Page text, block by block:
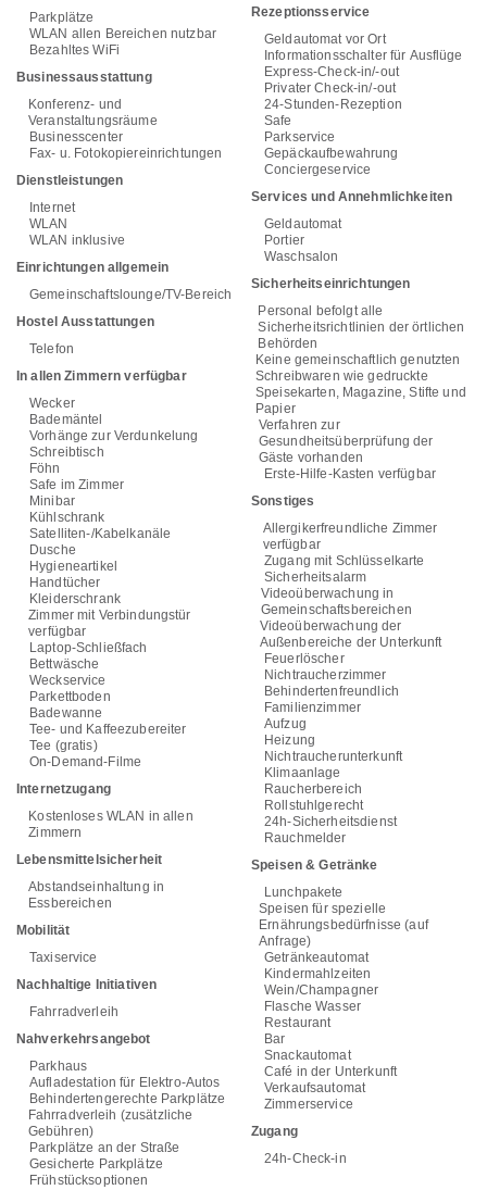
Parkplätze
WLAN allen Bereichen nutzbar
Bezahltes WiFi
Businessausstattung
Konferenz- und
Veranstaltungsräume
Businesscenter
Fax- u. Fotokopiereinrichtungen
Dienstleistungen
Internet
WLAN
WLAN inklusive
Einrichtungen allgemein
Gemeinschaftslounge/TV-Bereich
Hostel Ausstattungen
Telefon
In allen Zimmern verfügbar
Wecker
Bademäntel
Vorhänge zur Verdunkelung
Schreibtisch
Föhn
Safe im Zimmer
Minibar
Kühlschrank
Satelliten-/Kabelkanäle
Dusche
Hygieneartikel
Handtücher
Kleiderschrank
Zimmer mit Verbindungstür
verfügbar
Laptop-Schließfach
Bettwäsche
Weckservice
Parkettboden
Badewanne
Tee- und Kaffeezubereiter
Tee (gratis)
On-Demand-Filme
Internetzugang
Kostenloses WLAN in allen
Zimmern
Lebensmittelsicherheit
Abstandseinhaltung in
Essbereichen
Mobilität
Taxiservice
Nachhaltige Initiativen
Fahrradverleih
Nahverkehrsangebot
Parkhaus
Aufladestation für Elektro-Autos
Behindertengerechte Parkplätze
Fahrradverleih (zusätzliche
Gebühren)
Parkplätze an der Straße
Gesicherte Parkplätze
Frühstücksoptionen
Rezeptionsservice
Geldautomat vor Ort
Informationsschalter für Ausflüge
Express-Check-in/-out
Privater Check-in/-out
24-Stunden-Rezeption
Safe
Parkservice
Gepäckaufbewahrung
Conciergeservice
Services und Annehmlichkeiten
Geldautomat
Portier
Waschsalon
Sicherheitseinrichtungen
Personal befolgt alle
Sicherheitsrichtlinien der örtlichen
Behörden
Keine gemeinschaftlich genutzten
Schreibwaren wie gedruckte
Speisekarten, Magazine, Stifte und
Papier
Verfahren zur
Gesundheitsüberprüfung der
Gäste vorhanden
Erste-Hilfe-Kasten verfügbar
Sonstiges
Allergikerfreundliche Zimmer
verfügbar
Zugang mit Schlüsselkarte
Sicherheitsalarm
Videoüberwachung in
Gemeinschaftsbereichen
Videoüberwachung der
Außenbereiche der Unterkunft
Feuerlöscher
Nichtraucherzimmer
Behindertenfreundlich
Familienzimmer
Aufzug
Heizung
Nichtraucherunterkunft
Klimaanlage
Raucherbereich
Rollstuhlgerecht
24h-Sicherheitsdienst
Rauchmelder
Speisen & Getränke
Lunchpakete
Speisen für spezielle
Ernährungsbedürfnisse (auf
Anfrage)
Getränkeautomat
Kindermahlzeiten
Wein/Champagner
Flasche Wasser
Restaurant
Bar
Snackautomat
Café in der Unterkunft
Verkaufsautomat
Zimmerservice
Zugang
24h-Check-in